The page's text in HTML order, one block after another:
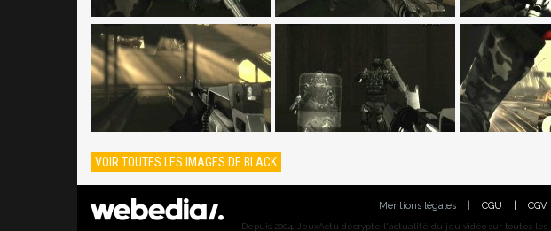
VOIR TOUTES LES IMAGES DE BLACK
Mentions légales CGU CGV
Depuis 2004, JeuxActu décrypte l'actualité du jeu vidéo sur toutes les